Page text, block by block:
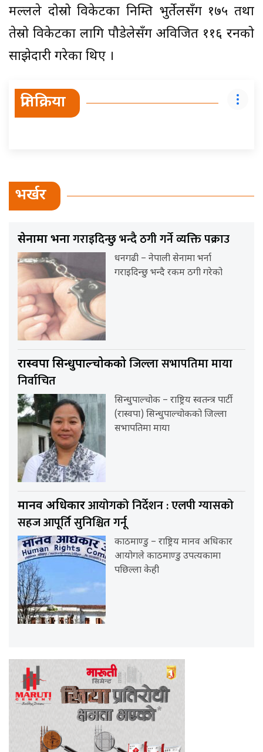
मल्लले दोस्रो विकेटका निम्ति भुर्तेलसँग १७५ तथा
तेस्रो विकेटका लागि पौडेलेसँग अविजित ११६ रनको
साझेदारी गरेका थिए ।
प्रतिक्रिया
भर्खर
सेनामा भर्नागराइदिन्छु भन्दै ठगी गर्ने व्यक्ति पक्राउ
धनगढी – नेपाली सेनामा भर्ना
गराइदिन्छु भन्दै रकम ठगी गरेको
रास्वपा सिन्धुपाल्चोककोजिल्ला सभापतिमा माया
निर्वाचित
सिन्धुपाल्चोक – राष्ट्रिय स्वतन्त्र पार्टी
(रास्वपा) सिन्धुपाल्चोकको जिल्ला
सभापतिमा माया
मानव अधिकारआयोगको निर्देशन : एलपी ग्यासको
सहज आपूर्ति सुनिश्चित गर्नू
काठमाण्डु – राष्ट्रिय मानव अधिकार
आयोगले काठमाण्डु उपत्यकामा
पछिल्ला केही